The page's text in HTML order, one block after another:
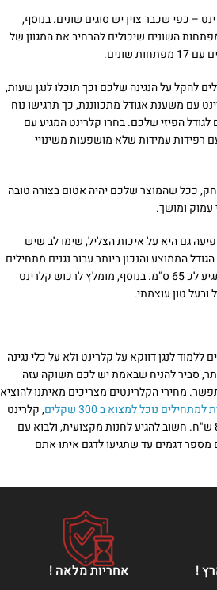
– כפי שכבר צוין יש סוגים שונים. בנוסף,
השונים שיכולים להרחיב את המגוון של
שונים.
להקל על הנגינה שלכם וכך תוכלו לנגן שעות,
עם משענת אגודל מתכווננת, כך תרגישו נוח
לגודל הפיזי שלכם. בחרו קלרינט המגיע עם
רפידות עמידות שלא מושפעות משינויי
ככל שהמוצר שלכם יהיה אטום בצורה טובה
עמוק ומושך.
גם היא על איכות הצליל, שימו לב שיש
הממוצע והנכון ביותר עבור נגנים מתחילים
ומתקדמים יהיה כאשר החבית תגיע לכ 65 ס"מ. בנוסף, מומלץ לרכוש קלרינט
לנגן דווקא על קלרינט ולא על כלי נגינה
סביר להניח שבאמת יש לכם תשוקה עזה
מחירי הקלרינטים מצריכים מאיתנו להוציא
נוכל למצוא ב 300 שקלים
, קלרינט
לנגנים מתחילים יעלה לנו כ-800 ש"ח. חשוב להגיע לחנות מקצועית, ולבוא עם
דגמים עד שתגיעו לדגם איתו אתם
! אחריות מלאה !